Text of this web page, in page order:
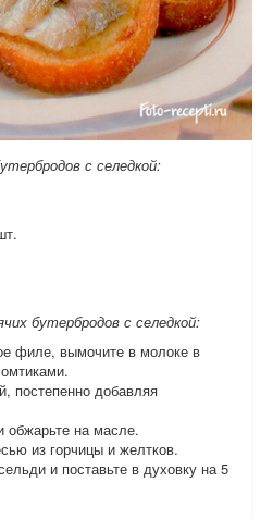
с селедкой:
бутербродов с селедкой:
филе, вымочите в молоке в
постепенно добавляя
обжарьте на масле.
из горчицы и желтков.
и поставьте в духовку на 5